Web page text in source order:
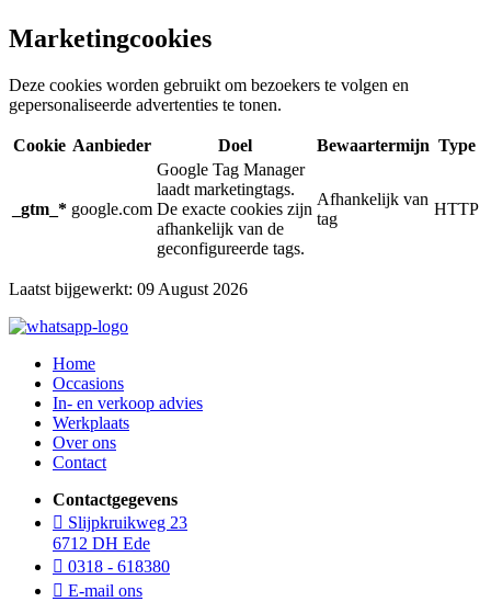
Marketingcookies
Deze cookies worden gebruikt om bezoekers te volgen en
gepersonaliseerde advertenties te tonen.
Cookie Aanbieder Doel Bewaartermijn Type
_gtm_* google.com
Google Tag Manager
laadt marketingtags.
De exacte cookies zijn
afhankelijk van de
geconfigureerde tags.
Afhankelijk van
tag
HTTP
Laatst bijgewerkt: 09 August 2026
Home
Occasions
In- en verkoop advies
Werkplaats
Over ons
Contact
Contactgegevens
Slijpkruikweg 23
6712 DH Ede
0318 - 618380
E-mail ons